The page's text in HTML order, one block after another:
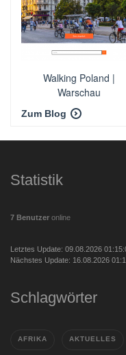
Walking Poland |
Warschau
Zum Blog
Statistik
7 Benutzer online
Letztes Update: 09.08.2026
Nächstes Update: 16.08.2026
Schlagwörter
AFRIKA AKTUELLES